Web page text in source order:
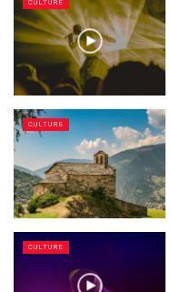
CULTURE
CULTURE
CULTURE